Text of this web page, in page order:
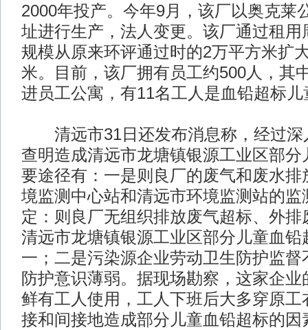
2000年投产。今年9月，该厂以奥克莱
址进行生产，法人变更。该厂通过租用
规模从原来环评通过时的2万平方米扩
米。目前，该厂拥有员工约500人，其
进员工公寓，有11名工人是血铅超标儿
清远市31日还发布消息称，经过深
查明造成清远市龙塘镇银源工业区部分
要途径有：一是则良厂的废气和废水排
境监测中心站和清远市环境监测站的监
定：则良厂无组织排放废气超标、外
清远市龙塘镇银源工业区部分儿童血铅
一；二是污染源企业劳动卫生防护监督
防护意识薄弱。据现场勘察，这家企
鲜有工人使用，工人下班后大多穿原工
接和间接地造成部分儿童血铅超标的因